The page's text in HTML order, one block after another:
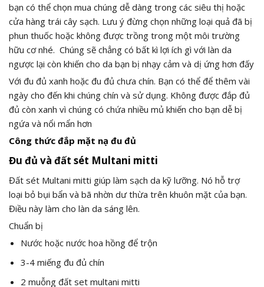
bạn có thể chọn mua chúng dễ dàng trong các siêu thị hoặc
cửa hàng trái cây sạch. Lưu ý đừng chọn những loại quả đã bị
phun thuốc hoặc không được trồng trong một môi trường
hữu cơ nhé. Chúng sẽ chẳng có bất kì lợi ích gì với làn da
ngược lại còn khiến cho da bạn bị nhạy cảm và dị ứng hơn đấy
Với đu đủ xanh hoặc đu đủ chưa chín. Bạn có thể để thêm vài
ngày cho đến khi chúng chín và sử dụng. Không được đắp đủ
đủ còn xanh vì chúng có chứa nhiều mủ khiến cho bạn dễ bị
ngứa và nổi mẩn hơn
Công thức đắp mặt nạ đu đủ
Đu đủ và đất sét Multani mitti
Đất sét Multani mitti giúp làm sạch da kỹ lưỡng. Nó hỗ trợ
loại bỏ bụi bẩn và bã nhờn dư thừa trên khuôn mặt của bạn.
Điều này làm cho làn da sáng lên.
Chuẩn bị
Nước hoặc nước hoa hồng để trộn
3-4 miếng đu đủ chín
2 muỗng đất set multani mitti